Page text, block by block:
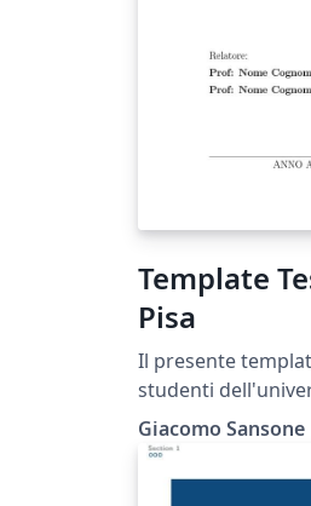
Template
Pisa
Il presente
studenti
vorranno fare uso.
dipartimento e il
alle esigenze.
Giacomo Sansone